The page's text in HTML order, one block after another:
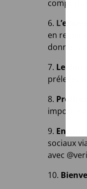
6. L
en revue
donner
7. Le don
prélevés
8.
important
9.
sociaux
avec
10.